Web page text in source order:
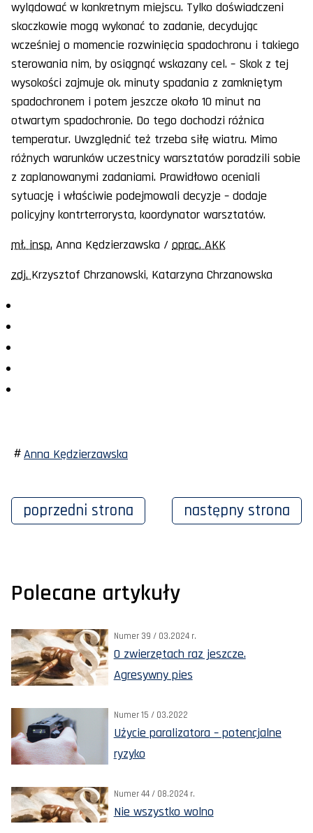
wylądować w konkretnym miejscu. Tylko doświadczeni
skoczkowie mogą wykonać to zadanie, decydując
wcześniej o momencie rozwinięcia spadochronu i takiego
sterowania nim, by osiągnąć wskazany cel. – Skok z tej
wysokości zajmuje ok. minuty spadania z zamkniętym
spadochronem i potem jeszcze około 10 minut na
otwartym spadochronie. Do tego dochodzi różnica
temperatur. Uwzględnić też trzeba siłę wiatru. Mimo
różnych warunków uczestnicy warsztatów poradzili sobie
z zaplanowanymi zadaniami. Prawidłowo oceniali
sytuację i właściwie podejmowali decyzje – dodaje
policyjny kontrterrorysta, koordynator warsztatów.
mł. insp. Anna Kędzierzawska / oprac. AKK
zdj.Krzysztof Chrzanowski, Katarzyna Chrzanowska
Anna Kędzierzawska
poprzedni strona następny strona
Polecane artykuły
Numer 39 / 03.2024 r.
O zwierzętach raz jeszcze.
Agresywny pies
Numer 15 / 03.2022
Użycie paralizatora – potencjalne
ryzyko
Numer 44 / 08.2024 r.
Nie wszystko wolno